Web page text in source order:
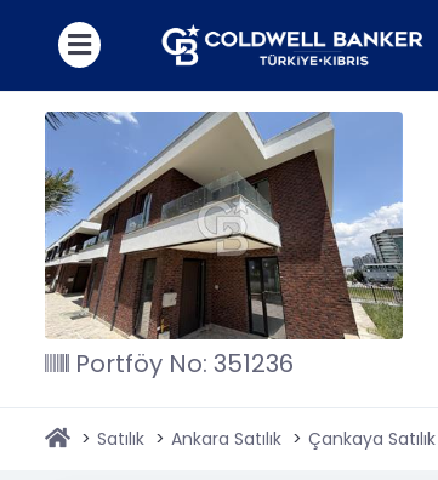
Portföy No: 351236
Satılık Ankara Satılık Çankaya Satılık